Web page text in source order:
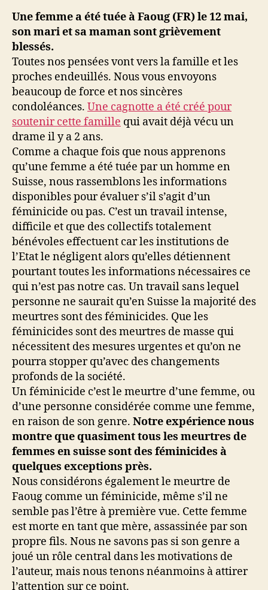
Une femme a été tuée à Faoug (FR) le 12 mai,
son mari et sa maman sont grièvement
blessés.
Toutes nos pensées vont vers la famille et les
proches endeuillés. Nous vous envoyons
beaucoup de force et nos sincères
condoléances. Une cagnotte a été créé pour
soutenir cette famille qui avait déjà vécu un
drame il y a 2 ans.
Comme a chaque fois que nous apprenons
qu’une femme a été tuée par un homme en
Suisse, nous rassemblons les informations
disponibles pour évaluer s’il s’agit d’un
féminicide ou pas. C’est un travail intense,
difficile et que des collectifs totalement
bénévoles effectuent car les institutions de
l’Etat le négligent alors qu’elles détiennent
pourtant toutes les informations nécessaires ce
qui n’est pas notre cas. Un travail sans lequel
personne ne saurait qu’en Suisse la majorité des
meurtres sont des féminicides. Que les
féminicides sont des meurtres de masse qui
nécessitent des mesures urgentes et qu’on ne
pourra stopper qu’avec des changements
profonds de la société.
Un féminicide c’est le meurtre d’une femme, ou
d’une personne considérée comme une femme,
en raison de son genre. Notre expérience nous
montre que quasiment tous les meurtres de
femmes en suisse sont des féminicides à
quelques exceptions près.
Nous considérons également le meurtre de
Faoug comme un féminicide, même s’il ne
semble pas l’être à première vue. Cette femme
est morte en tant que mère, assassinée par son
propre fils. Nous ne savons pas si son genre a
joué un rôle central dans les motivations de
l’auteur, mais nous tenons néanmoins à attirer
l’attention sur ce point.